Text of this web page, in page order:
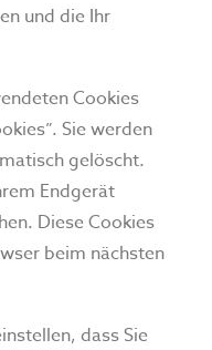
und die Ihr
Cookies
Sie werden
gelöscht.
Endgerät
Diese Cookies
beim nächsten
dass Sie